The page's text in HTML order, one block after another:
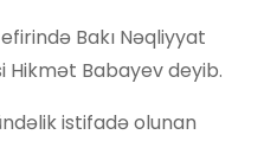
efirində Bakı Nəqliyyat
Hikmət Babayev deyib.
istifadə olunan